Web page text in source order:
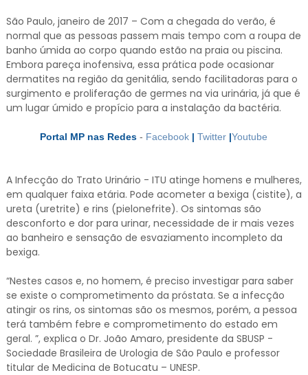
São Paulo, janeiro de 2017 – Com a chegada do verão, é
normal que as pessoas passem mais tempo com a roupa de
banho úmida ao corpo quando estão na praia ou piscina.
Embora pareça inofensiva, essa prática pode ocasionar
dermatites na região da genitália, sendo facilitadoras para o
surgimento e proliferação de germes na via urinária, já que é
um lugar úmido e propício para a instalação da bactéria.
Portal MP nas Redes - Facebook | Twitter |Youtube
A Infecção do Trato Urinário - ITU atinge homens e mulheres,
em qualquer faixa etária. Pode acometer a bexiga (cistite), a
ureta (uretrite) e rins (pielonefrite). Os sintomas são
desconforto e dor para urinar, necessidade de ir mais vezes
ao banheiro e sensação de esvaziamento incompleto da
bexiga.
“Nestes casos e, no homem, é preciso investigar para saber
se existe o comprometimento da próstata. Se a infecção
atingir os rins, os sintomas são os mesmos, porém, a pessoa
terá também febre e comprometimento do estado em
geral. ”, explica o Dr. João Amaro, presidente da SBUSP -
Sociedade Brasileira de Urologia de São Paulo e professor
titular de Medicina de Botucatu – UNESP.